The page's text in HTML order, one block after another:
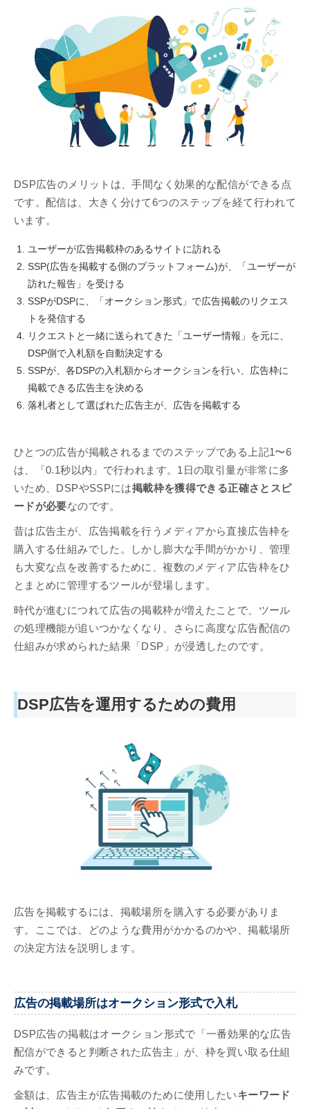
DSP広告のメリットは、手間なく効果的な配信ができる点
です。配信は、大きく分けて6つのステップを経て行われて
います。
ユーザーが広告掲載枠のあるサイトに訪れる
SSP(広告を掲載する側のプラットフォーム)が、「ユーザーが
訪れた報告」を受ける
SSPがDSPに、「オークション形式」で広告掲載のリクエス
トを発信する
リクエストと一緒に送られてきた「ユーザー情報」を元に、
DSP側で入札額を自動決定する
SSPが、各DSPの入札額からオークションを行い、広告枠に
掲載できる広告主を決める
落札者として選ばれた広告主が、広告を掲載する
ひとつの広告が掲載されるまでのステップである上記1〜6
は、「0.1秒以内」で行われます。1日の取引量が非常に多
いため、DSPやSSPには掲載枠を獲得できる正確さとスピ
ードが必要なのです。
昔は広告主が、広告掲載を行うメディアから直接広告枠を
購入する仕組みでした。しかし膨大な手間がかかり、管理
も大変な点を改善するために、複数のメディア広告枠をひ
とまとめに管理するツールが登場します。
時代が進むにつれて広告の掲載枠が増えたことで、ツール
の処理機能が追いつかなくなり、さらに高度な広告配信の
仕組みが求められた結果「DSP」が浸透したのです。
DSP広告を運用するための費用
広告を掲載するには、掲載場所を購入する必要がありま
す。ここでは、どのような費用がかかるのかや、掲載場所
の決定方法を説明します。
広告の掲載場所はオークション形式で入札
DSP広告の掲載はオークション形式で「一番効果的な広告
配信ができると判断された広告主」が、枠を買い取る仕組
みです。
金額は、広告主が広告掲載のために使用したいキーワード